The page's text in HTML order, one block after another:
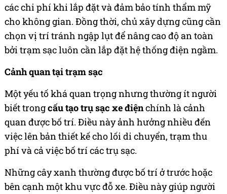
các chi phí khi lắp đặt và đảm bảo tính thẩm mỹ
cho không gian. Đồng thời, chủ xây dựng cũng cần
chọn vị trí tránh ngập lụt để nâng cao độ an toàn
bởi trạm sạc luôn cần lắp đặt hệ thống điện ngầm.
Cảnh quan tại trạm sạc
Một yếu tố khá quan trọng nhưng thường ít người
biết trongcấu tạo trụ sạc xe điệnchính là cảnh
quan được bố trí. Điều này ảnh hưởng nhiều đến
việc lên bản thiết kế cho lối di chuyển, trạm thu
phí và cả việc bố trí các trụ sạc.
Những cây xanh thường được bố trí ở trước hoặc
bên cạnh một khu vực đỗ xe. Điều này giúp người